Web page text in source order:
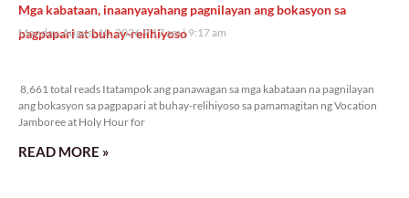
Mga kabataan, inaanyayahang pagnilayan ang bokasyon sa
pagpapari at buhay-relihiyoso
Monday, August 10, 2026 9:17 am 9:17 am
8,661 total reads Itatampok ang panawagan sa mga kabataan na pagnilayan
ang bokasyon sa pagpapari at buhay-relihiyoso sa pamamagitan ng Vocation
Jamboree at Holy Hour for
READ MORE »